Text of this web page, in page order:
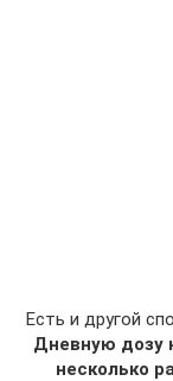
Есть и другой
Дневную дозу
несколько